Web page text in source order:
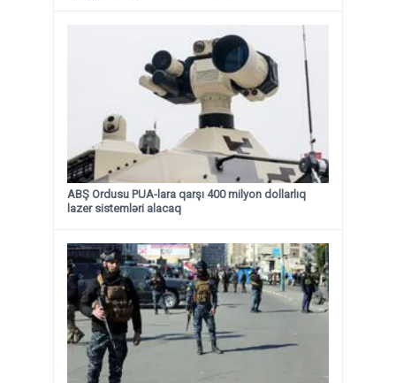
ABŞ Ordusu PUA-lara qarşı 400 milyon dollarlıq
lazer sistemləri alacaq